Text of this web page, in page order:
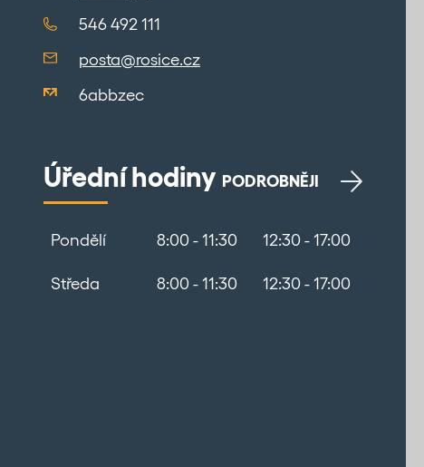
546 492 111
posta@rosice.cz
6abbzec
Úřední hodiny PODROBNĚJI
Pondělí 8:00 - 11:30 12:30 - 17:00
Středa 8:00 - 11:30 12:30 - 17:00